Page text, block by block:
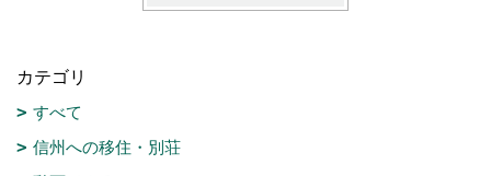
カテゴリ
すべて
信州への移住・別荘